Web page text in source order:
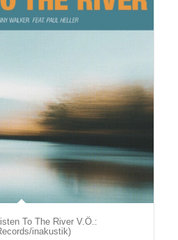
To The River V.Ö.:
inakustik)